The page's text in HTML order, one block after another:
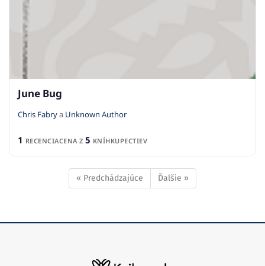
June Bug
Chris Fabrya Unknown Author
1 RECENCIACENA Z 5 KNÍHKUPECTIEV
« Predchádzajúce Ďalšie »